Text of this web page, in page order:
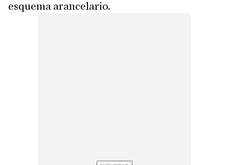
esquema arancelario.